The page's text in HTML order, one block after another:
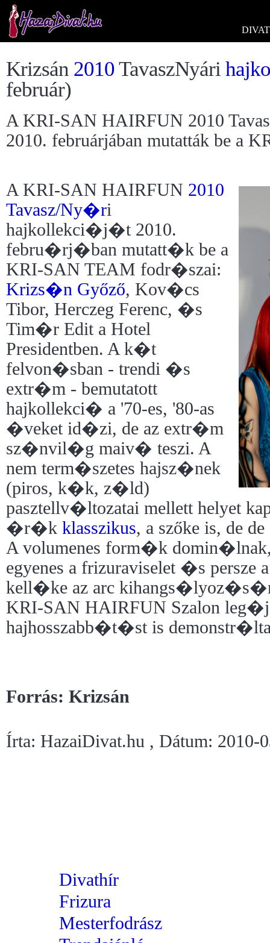
DIVAT
Krizsán 2010TavaszNyári
február)
A KRI-SAN HAIRFUN 2010
2010. februárjában mutatták be a
A KRI-SAN HAIRFUN 2010
Tavasz/Ny�ri
hajkollekci�j�t 2010.
febru�rj�ban mutatt�k be a
KRI-SAN TEAM fodr�szai:
Krizs�n Győző, Kov�cs
Tibor, Herczeg Ferenc, �s
Tim�r Edit a Hotel
Presidentben. A k�t
felvon�sban - trendi �s
extr�m - bemutatott
hajkollekci� a '70-es, '80-as
�veket id�zi, de az extr�m
sz�nvil�g maiv� teszi. A
nem term�szetes hajsz�nek
(piros, k�k, z�ld)
pasztellv�ltozatai mellett helyet
�r�k klasszikus, a szőke is, de
A volumenes form�k
egyenes a frizuraviselet �s persze
kell�ke az arc
KRI-SAN HAIRFUN Szalon
hajhosszabb�t�st is
Forrás: Krizsán
Írta: HazaiDivat.hu , Dátum: 2010-
Divathír
Frizura
Mesterfodrász